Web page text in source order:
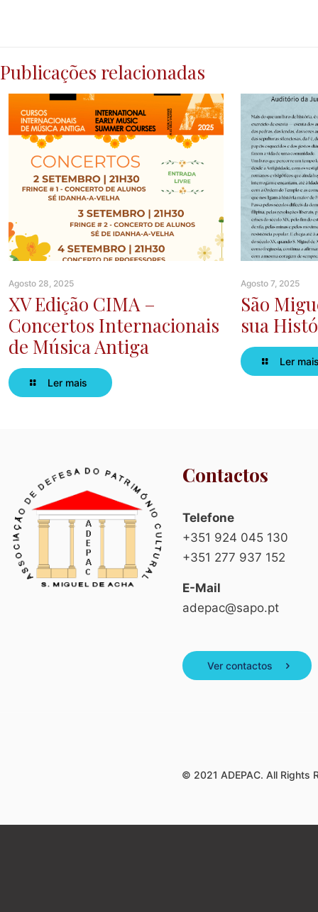
Publicações relacionadas
Agosto 28, 2025
XV Edição CIMA –
Concertos Internacionais
de Música Antiga
Ler mais
Agosto 7, 2025
São
sua
Ler
Contactos
Telefone
+351 924 045 130
+351 277 937 152
E-Mail
adepac@sapo.pt
Ver contactos
© 2021 ADEPAC. All Rights